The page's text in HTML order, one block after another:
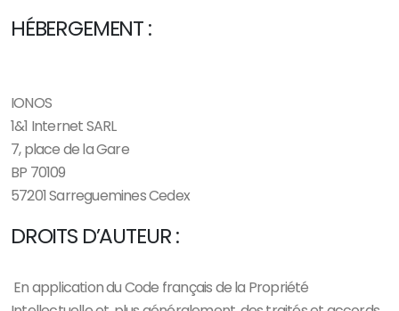
HÉBERGEMENT :
IONOS
1&1 Internet SARL
7, place de la Gare
BP 70109
57201 Sarreguemines Cedex
DROITS D’AUTEUR :
En application du Code français de la Propriété